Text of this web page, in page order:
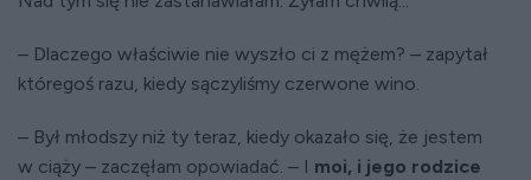
– Dlaczego właściwie nie wyszło ci z mężem? – zapytał
któregoś razu, kiedy sączyliśmy czerwone wino.
– Był młodszy niż ty teraz, kiedy okazało się, że jestem
w ciąży – zaczęłam opowiadać. – I moi, i jego rodzice